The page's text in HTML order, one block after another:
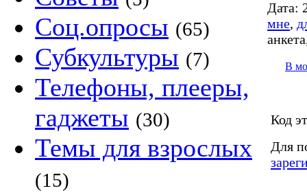
Соц.опросы (65)
Субкультуры (7)
Телефоны, плееры,
гаджеты (30)
Темы для взрослых
(15)
Дата:
мне,
В
Код
Для